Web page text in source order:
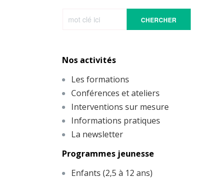
CHERCHER
Nos activités
Les formations
Conférences et ateliers
Interventions sur mesure
Informations pratiques
La newsletter
Programmes jeunesse
Enfants (2,5 à 12 ans)